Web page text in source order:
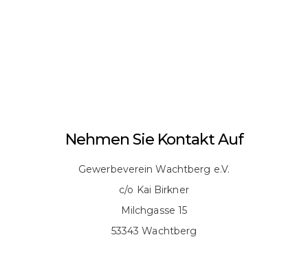
Nehmen Sie Kontakt Auf
Gewerbeverein Wachtberg e.V.
c/o Kai Birkner
Milchgasse 15
53343 Wachtberg